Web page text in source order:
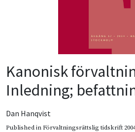
Kanonisk
Inledning;
Dan Hanqvist
Published inFörvaltningsrättslig tidskrift